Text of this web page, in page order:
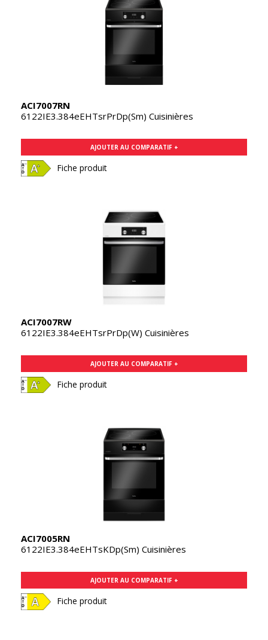
ACI7007RN
6122IE3.384eEHTsrPrDp(Sm) Cuisinières
AJOUTER AU COMPARATIF +
Fiche produit
ACI7007RW
6122IE3.384eEHTsrPrDp(W) Cuisinières
AJOUTER AU COMPARATIF +
Fiche produit
ACI7005RN
6122IE3.384eEHTsKDp(Sm) Cuisinières
AJOUTER AU COMPARATIF +
Fiche produit